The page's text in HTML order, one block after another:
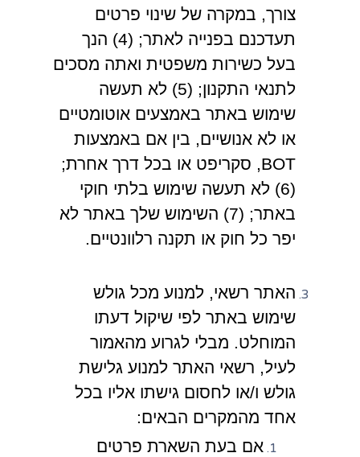
צורך, במקרה של שינוי פרטים
תעדכנם בפנייה לאתר; (4) הנך
בעל כשירות משפטית ואתה מסכים
לתנאי התקנון; (5) לא תעשה
שימוש באתר באמצעים אוטומטיים
או לא אנושיים, בין אם באמצעות
BOT, סקריפט או בכל דרך אחרת;
(6) לא תעשה שימוש בלתי חוקי
באתר; (7) השימוש שלך באתר לא
יפר כל חוק או תקנה רלוונטיים.
האתר רשאי, למנוע מכל גולש
שימוש באתר לפי שיקול דעתו
המוחלט. מבלי לגרוע מהאמור
לעיל, רשאי האתר למנוע גלישת
גולש ו/או לחסום גישתו אליו בכל
אחד מהמקרים הבאים:
אם בעת השארת פרטים